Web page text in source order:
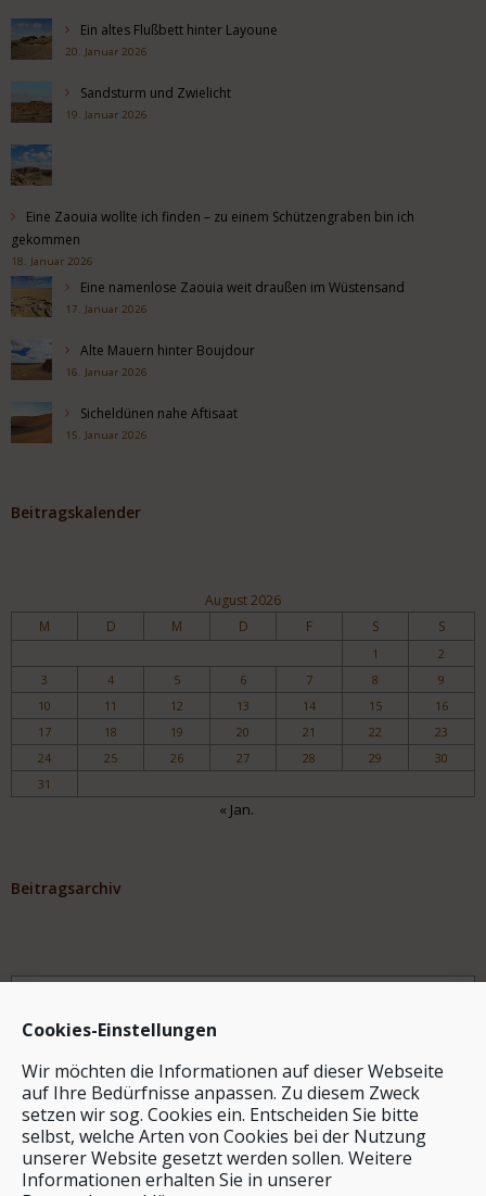
Cookies-Einstellungen
Wir möchten die Informationen auf dieser Webseite
auf Ihre Bedürfnisse anpassen. Zu diesem Zweck
setzen wir sog. Cookies ein. Entscheiden Sie bitte
selbst, welche Arten von Cookies bei der Nutzung
unserer Website gesetzt werden sollen. Weitere
Informationen erhalten Sie in unserer
Ein altes Flußbett hinter Layoune
20. Januar 2026
Sandsturm und Zwielicht
19. Januar 2026
Eine Zaouia wollte ich finden – zu einem Schützengraben bin ich
gekommen
18. Januar 2026
Eine namenlose Zaouia weit draußen im Wüstensand
17. Januar 2026
Alte Mauern hinter Boujdour
16. Januar 2026
Sicheldünen nahe Aftisaat
15. Januar 2026
Beitragskalender
August 2026
M D M D F S S
1
2
3
4 5 6 7 8
9
10
11 12 13 14 15
16
17
18 19 20 21 22
23
24
25 26 27 28 29
30
31
« Jan.
Beitragsarchiv
Archiv
Stichwortsuche